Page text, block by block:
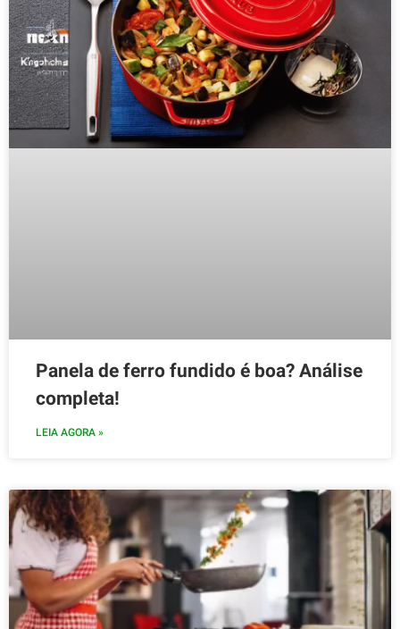
Panela de ferro fundido é boa? Análise
completa!
LEIA AGORA »